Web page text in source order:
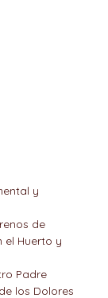
y
de
el Huerto y
Padre
los Dolores